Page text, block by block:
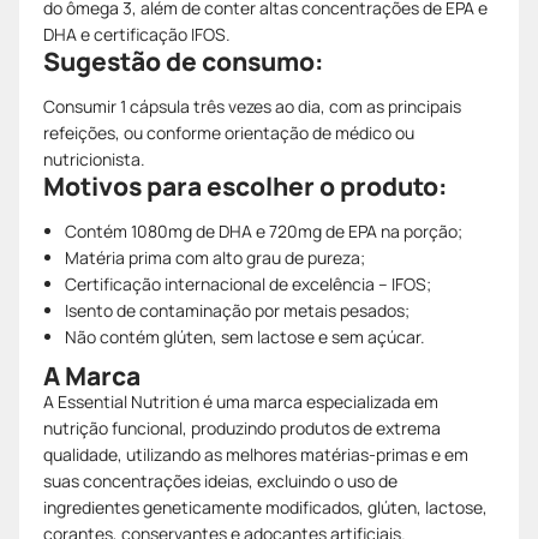
do ômega 3, além de conter altas concentrações de EPA e
DHA e certificação IFOS.
Sugestão de consumo:
Consumir 1 cápsula três vezes ao dia, com as principais
refeições, ou conforme orientação de médico ou
nutricionista.
Motivos para escolher o produto:
Contém 1080mg de DHA e 720mg de EPA na porção;
Matéria prima com alto grau de pureza;
Certificação internacional de excelência – IFOS;
Isento de contaminação por metais pesados;
Não contém glúten, sem lactose e sem açúcar.
A Marca
A Essential Nutrition é uma marca especializada em
nutrição funcional, produzindo produtos de extrema
qualidade, utilizando as melhores matérias-primas e em
suas concentrações ideias, excluindo o uso de
ingredientes geneticamente modificados, glúten, lactose,
corantes, conservantes e adoçantes artificiais.